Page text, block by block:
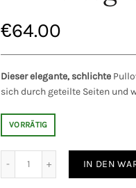
€64.00
Dieser elegante, schlichte
sich durch geteilte Seiten und
VORRÄTIG
IN DEN